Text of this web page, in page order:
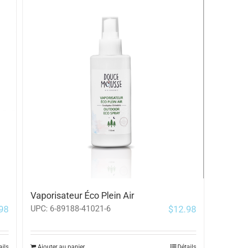
Vaporisateur Éco Plein Air
UPC: 6-89188-41021-6 $12.98